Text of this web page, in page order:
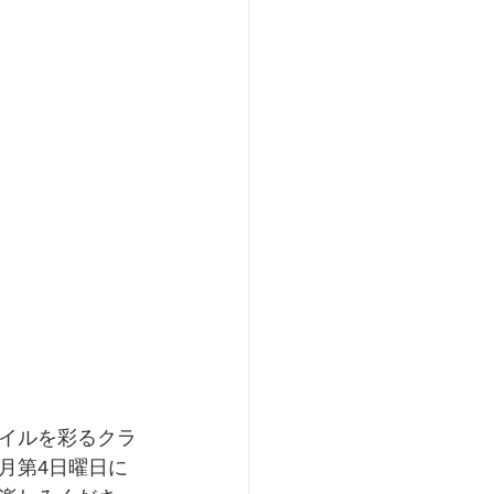
ルを彩るクラ
第4日曜日に